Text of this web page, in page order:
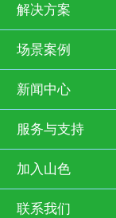
解决方案
场景案例
新闻中心
服务与支持
加入山色
联系我们